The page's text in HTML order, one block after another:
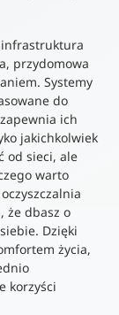
przydomowa
Systemy
do
ich
jakichkolwiek
od sieci, ale
warto
że dbasz o
Dzięki
życia,
korzyści